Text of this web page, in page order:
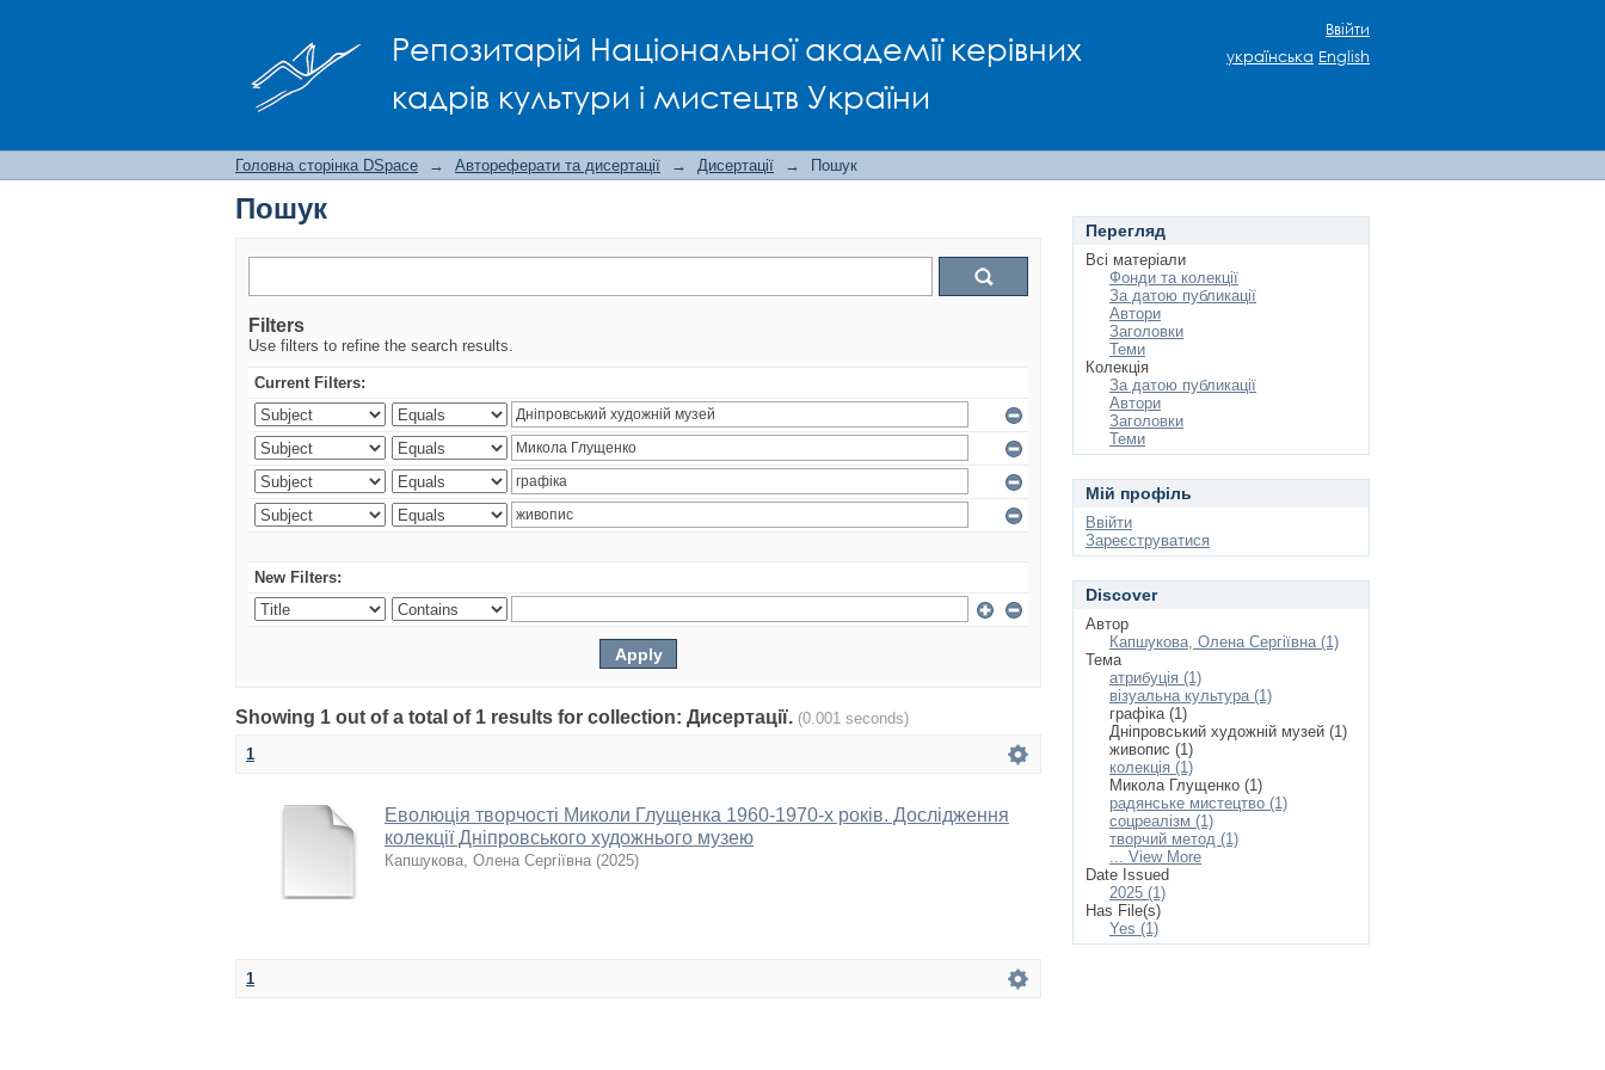
Репозитарій Національної академії керівних
кадрів культури і мистецтв України
Ввійти
українська English
Головна сторінка DSpace → Автореферати та дисертації → Дисертації → Пошук
Пошук
Filters
Use filters to refine the search results.
Current Filters:
New Filters:
Showing 1 out of a total of 1 results for collection: Дисертації. (0.001 seconds)
1
Еволюція творчості Миколи Глущенка 1960-1970-х років. Дослідження
колекції Дніпровського художнього музею
Капшукова, Олена Сергіївна (2025)
1
Перегляд
Всі матеріали
Фонди та колекції
За датою публикації
Автори
Заголовки
Теми
Колекція
За датою публикації
Автори
Заголовки
Теми
Мій профіль
Ввійти
Зареєструватися
Discover
Автор
Капшукова, Олена Сергіївна (1)
Тема
атрибуція (1)
візуальна культура (1)
графіка (1)
Дніпровський художній музей (1)
живопис (1)
колекція (1)
Микола Глущенко (1)
радянське мистецтво (1)
соцреалізм (1)
творчий метод (1)
... View More
Date Issued
2025 (1)
Has File(s)
Yes (1)